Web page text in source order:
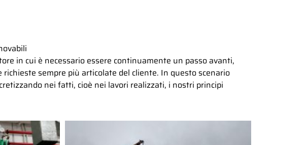
in cui è necessario essere continuamente un passo avanti,
sempre più articolate del cliente. In questo scenario
nei fatti, cioè nei lavori realizzati, i nostri principi